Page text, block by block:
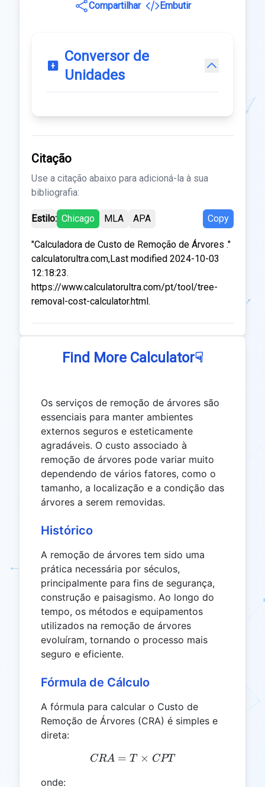
Compartilhar
Embutir
Conversor de
Unidades
Citação
Use a citação abaixo para adicioná-la à sua
bibliografia:
Estilo: Chicago MLA APA Copy
"Calculadora de Custo de Remoção de Árvores ."
calculatorultra.com,Last modified 2024-10-03
12:18:23.
https://www.calculatorultra.com/pt/tool/tree-
removal-cost-calculator.html.
Find More Calculator☟
Os serviços de remoção de árvores são
essenciais para manter ambientes
externos seguros e esteticamente
agradáveis. O custo associado à
remoção de árvores pode variar muito
dependendo de vários fatores, como o
tamanho, a localização e a condição das
árvores a serem removidas.
Histórico
A remoção de árvores tem sido uma
prática necessária por séculos,
principalmente para fins de segurança,
construção e paisagismo. Ao longo do
tempo, os métodos e equipamentos
utilizados na remoção de árvores
evoluíram, tornando o processo mais
seguro e eficiente.
Fórmula de Cálculo
A fórmula para calcular o Custo de
Remoção de Árvores (CRA) é simples e
direta:
CRA = T \times CPT
CRA = T × CPT
onde: